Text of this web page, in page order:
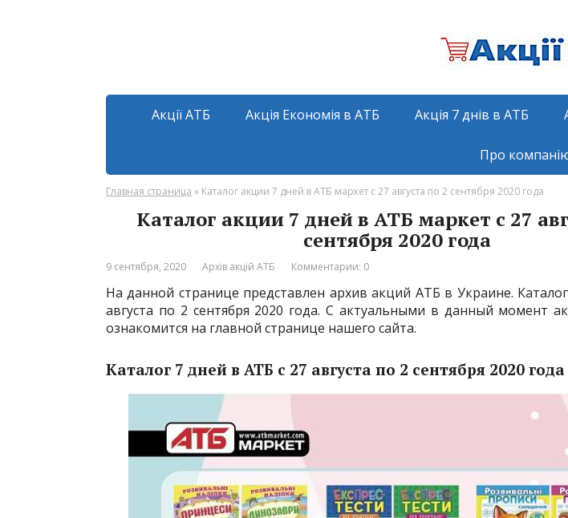
Акції АТБ Акція Економія в АТБ Акція 7 днів в АТБ
Про
Главная страница » Каталог акции 7 дней в АТБ маркет с 27 августа по 2 сентября 2020 года
Каталог акции 7 дней в АТБ маркет с 27
сентября 2020 года
9 сентября, 2020 Архів акцій АТБ Комментарии: 0
На данной странице представлен архив акций АТБ в Украине.
августа по 2 сентября 2020 года. С актуальными в данный момент
ознакомится на главной странице нашего сайта.
Каталог 7 дней в АТБ с 27 августа по 2 сентября 2020